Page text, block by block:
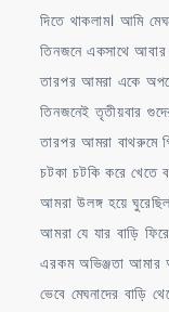
দিতে থাকলাম। আমি
তিনজনে একসাথে
তারপর আমরা একে
তিনজনেই তৃতীয়বার
তারপর আমরা বাথরুমে
চটকা চটকি করে খেতে
আমরা উলঙ্গ হয়ে
আমরা যে যার বাড়ি
এরকম অভিঞ্জতা আমার
ভেবে মেঘনাদের